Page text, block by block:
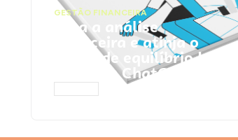
GESTÃO FINANCEIRA
Faça a análise
financeira e atinja o
ponto de equilíbrio |
Prompts ChatGPT